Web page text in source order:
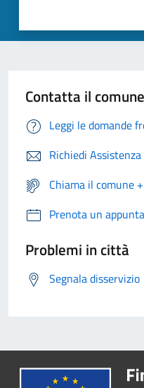
Contatta il comune
Leggi le domande
Richiedi Assistenza
Chiama il comune
Prenota un
Problemi in città
Segnala disservizio